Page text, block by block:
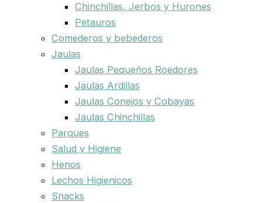
Chinchillas, Jerbos y Hurones
Petauros
Comederos y bebederos
Jaulas
Jaulas Pequeños Roedores
Jaulas Ardillas
Jaulas Conejos y Cobayas
Jaulas Chinchillas
Parques
Salud y Higiene
Henos
Lechos Higienicos
Snacks